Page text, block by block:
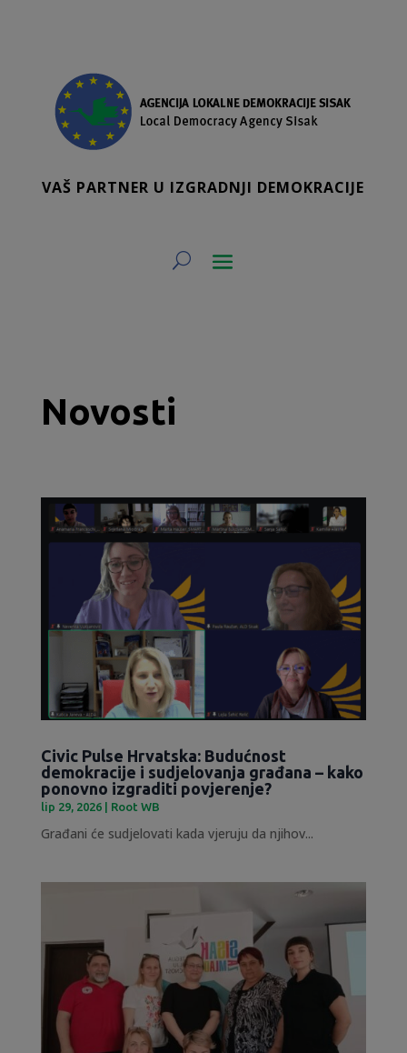
VAŠ PARTNER U IZGRADNJI DEMOKRACIJE
Novosti
Civic Pulse Hrvatska: Budućnost
demokracije i sudjelovanja građana – kako
ponovno izgraditi povjerenje?
lip 29, 2026| Root WB
Građani će sudjelovati kada vjeruju da njihov...